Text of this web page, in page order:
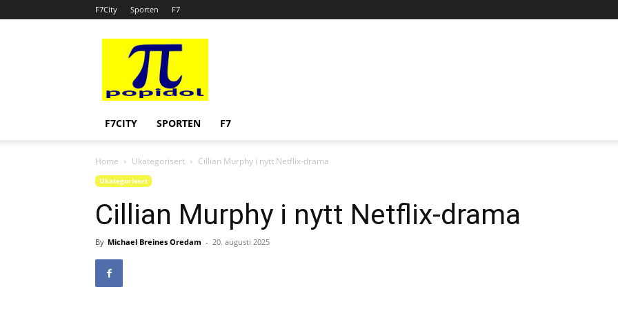
F7City Sporten F7
F7CITY SPORTEN F7
Home Ukategorisert Cillian Murphy i nytt Netflix-drama
Ukategorisert
Cillian Murphy i nytt Netflix-drama
By Michael Breines Oredam - 20. augusti 2025